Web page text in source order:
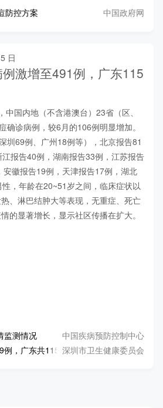
防控方案 中国政府网
日
激增至491例，广东115
国内地（不含港澳台）23省（区、
确诊病例，较6月的106例明显增加。
圳69例、广州18例等），北京报告81
报告40例，湖南报告33例，江苏报告
徽报告19例，天津报告17例，湖北
，年龄在20~51岁之间，临床症状以
、淋巴结肿大等表现，无重症、死亡
的显著增长，显示社区传播在扩大。
监测情况 中国疾病预防控制中心
例，广东共115例深圳市卫生健康委员会